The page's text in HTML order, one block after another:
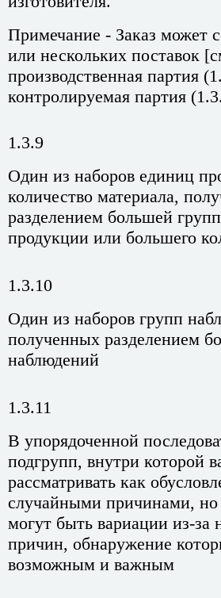
Примечание - Заказ может
или нескольких поставок
производственная партия
контролируемая партия
1.3.9
Один из наборов единиц
количество материала,
разделением большей
продукции или большего
1.3.10
Один из наборов групп
полученных разделением
наблюдений
1.3.11
В упорядоченной
подгрупп, внутри которой
рассматривать как
случайными причинами,
могут быть вариации из-за
причин, обнаружение
возможным и важным